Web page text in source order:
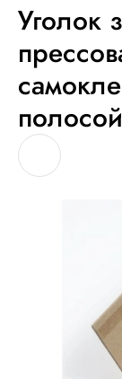
Уголок